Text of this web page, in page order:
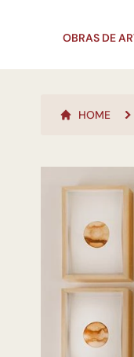
OBRAS DE
HOME